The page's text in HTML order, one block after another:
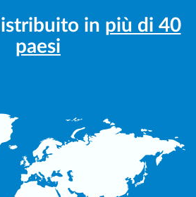
in più di 40
paesi